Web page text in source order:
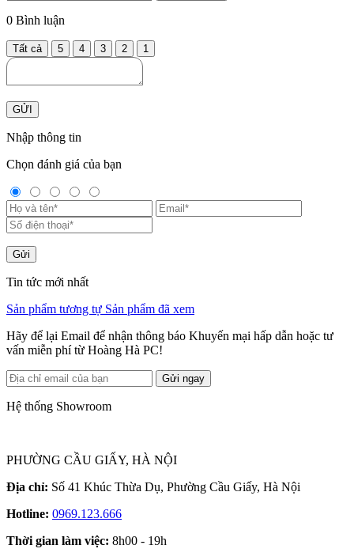
0 Bình luận
Tất cả 5 4 3 2 1
GỬI
Nhập thông tin
Chọn đánh giá của bạn
Gửi
Tin tức mới nhất
Sản phẩm tương tự Sản phẩm đã xem
Hãy để lại Email để nhận thông báo Khuyến mại hấp dẫn hoặc tư
vấn miễn phí từ Hoàng Hà PC!
Gửi ngay
Hệ thống Showroom
PHƯỜNG CẦU GIẤY, HÀ NỘI
Địa chỉ: Số 41 Khúc Thừa Dụ, Phường Cầu Giấy, Hà Nội
Hotline: 0969.123.666
Thời gian làm việc: 8h00 - 19h